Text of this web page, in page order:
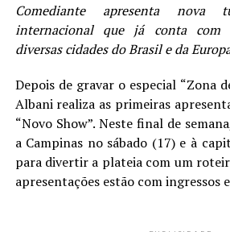
Comediante apresenta nova
internacional que já conta com
diversas cidades do Brasil e da
Depois de gravar o especial “Zona
Albani realiza as primeiras
“Novo Show”. Neste final de
a Campinas no sábado (17) e à
para divertir a plateia com um
apresentações estão com ingressos